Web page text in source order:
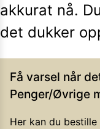
akkurat nå.
det dukker
Få varsel når
Penger/Øvrige
Her kan du